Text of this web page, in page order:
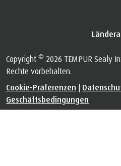
Copyright © 2026 TEMPUR Sealy
Rechte vorbehalten.
Cookie-Präferenzen |
Geschäftsbedingungen